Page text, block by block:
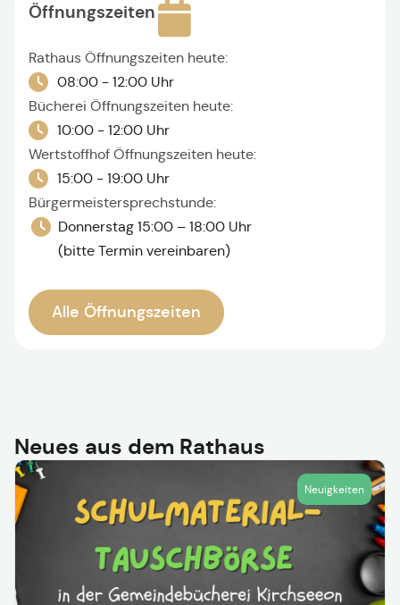
Öffnungszeiten
Rathaus Öffnungszeiten heute:
08:00 - 12:00 Uhr
Bücherei Öffnungszeiten heute:
10:00 - 12:00 Uhr
Wertstoffhof Öffnungszeiten heute:
15:00 - 19:00 Uhr
Bürgermeistersprechstunde:
Donnerstag 15:00 – 18:00 Uhr
(bitte Termin vereinbaren)
Alle Öffnungszeiten
Neues aus dem Rathaus
Neuigkeiten